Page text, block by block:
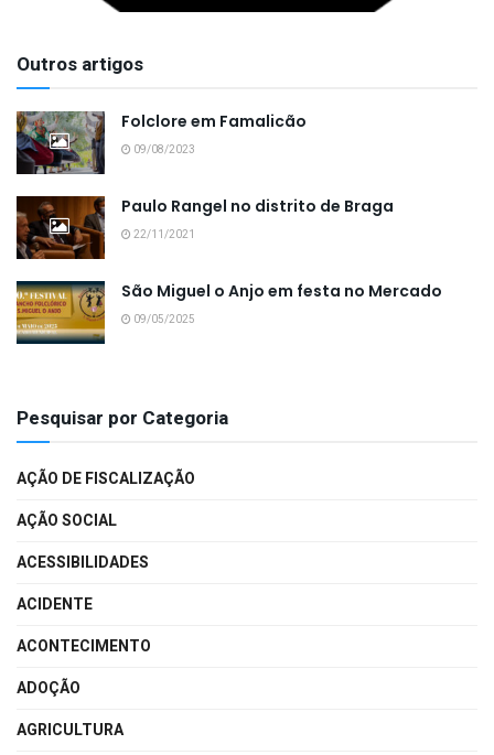
Outros artigos
Folclore em Famalicão
09/08/2023
Paulo Rangel no distrito de Braga
22/11/2021
São Miguel o Anjo em festa no Mercado
09/05/2025
Pesquisar por Categoria
AÇÃO DE FISCALIZAÇÃO
AÇÃO SOCIAL
ACESSIBILIDADES
ACIDENTE
ACONTECIMENTO
ADOÇÃO
AGRICULTURA